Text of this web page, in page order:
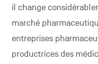
il change
marché
entreprises
productrices des